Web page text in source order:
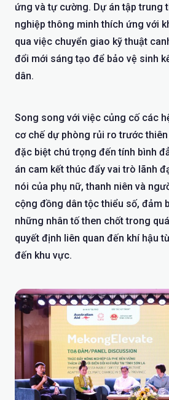
ứng và tự cường. Dự án tập trung
nghiệp thông minh thích ứng với
qua việc chuyển giao kỹ thuật
đổi mới sáng tạo để bảo vệ sinh
dân.
Song song với việc củng cố các
cơ chế dự phòng rủi ro trước
đặc biệt chú trọng đến tính bình
án cam kết thúc đẩy vai trò lãnh
nói của phụ nữ, thanh niên và
cộng đồng dân tộc thiểu số, đảm
những nhân tố then chốt trong
quyết định liên quan đến khí hậu
đến khu vực.